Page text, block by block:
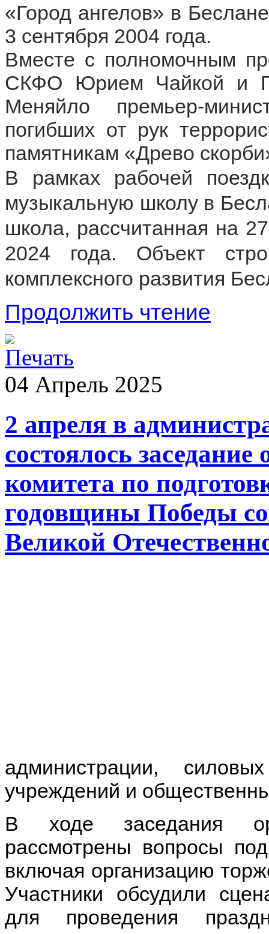
«Город ангелов» в
3 сентября 2004 года.
Вместе с полномочным
СКФО Юрием Чайкой и
Меняйло премьер-
погибших от рук
памятникам «Древо
В рамках рабочей
музыкальную школу в
школа, рассчитанная на
2024 года. Объект
комплексного развития
Продолжить чтение
04 Апрель 2025
2 апреля в
состоялось
комитета по
годовщины Победы
Великой
администрации,
учреждений и
В ходе заседания
рассмотрены вопросы
включая организацию
Участники обсудили
для проведения